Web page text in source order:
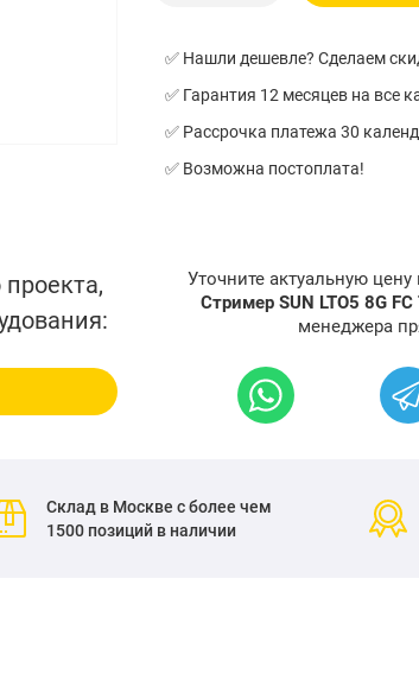
✅ Нашли дешевле? Сделаем
✅ Гарантия 12 месяцев на все
✅ Рассрочка платежа 30
✅ Возможна постоплата!
Уточните актуальную
Стример SUN LTO5 8G
менеджера
Склад в Москве с более чем
1500 позиций в наличии